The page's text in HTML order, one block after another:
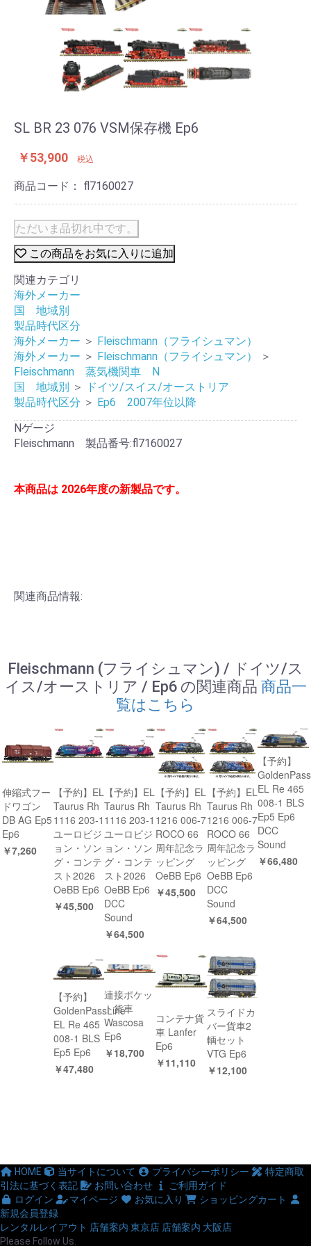
SL BR 23 076 VSM保存機 Ep6
￥53,900 税込
商品コード： fl7160027
ただいま品切れ中です。
この商品をお気に入りに追加
関連カテゴリ
海外メーカー
国 地域別
製品時代区分
海外メーカー ＞ Fleischmann（フライシュマン）
海外メーカー ＞ Fleischmann（フライシュマン）
＞
Fleischmann 蒸気機関車 N
国 地域別 ＞
ドイツ/スイス/オーストリア
製品時代区分 ＞ Ep6 2007年位以降
Nゲージ
Fleischmann 製品番号:fl7160027
本商品は 2026年度の新製品です。
関連商品情報:
Fleischmann (フライシュマン) / ドイツ/ス
イス/オーストリア / Ep6 の関連商品 商品一
覧はこちら
伸縮式フー
ドワゴン
DB AG Ep5
Ep6
￥7,260
【予約】EL
Taurus Rh
1116 203-1
ユーロビジ
ョン・ソン
グ・コンテ
スト2026
OeBB Ep6
￥45,500
【予約】EL
Taurus Rh
1116 203-1
ユーロビジ
ョン・ソン
グ・コンテ
スト2026
OeBB Ep6
DCC
Sound
￥64,500
【予約】EL
Taurus Rh
1216 006-7
ROCO 66
周年記念ラ
ッピング
OeBB Ep6
￥45,500
【予約】EL
Taurus Rh
1216 006-7
ROCO 66
周年記念ラ
ッピング
OeBB Ep6
DCC
Sound
￥64,500
【予約】
EL Re 465
008-1 BLS
Ep5 Ep6
DCC
Sound
￥66,480
【予約】
GoldenPassLine
EL Re 465
008-1 BLS
Ep5 Ep6
￥47,480
連接ポケッ
ト貨車
Wascosa
Ep6
￥18,700
コンテナ貨
車 Lanfer
Ep6
￥11,110
スライドカ
バー貨車2
輌セット
VTG Ep6
￥12,100
HOME 当サイトについて プライバシーポリシー
特定商取
引法に基づく表記
お問い合わせ
ご利用ガイド
ログイン
マイページ お気に入り
ショッピングカート
新規会員登録
レンタルレイアウト 店舗案内 東京店 店舗案内 大阪店
Please Follow Us.